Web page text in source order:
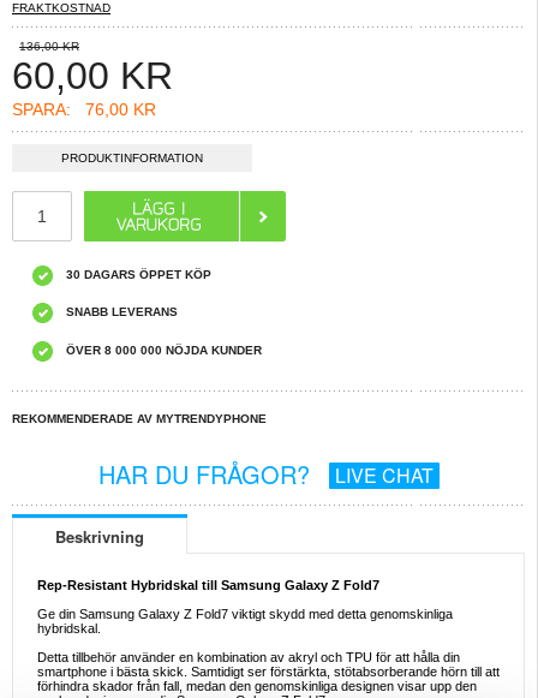
FRAKTKOSTNAD
136,00 KR
60,00 KR
SPARA: 76,00 KR
PRODUKTINFORMATION
30 DAGARS ÖPPET KÖP
SNABB LEVERANS
ÖVER 8 000 000 NÖJDA KUNDER
REKOMMENDERADE AV MYTRENDYPHONE
HAR DU FRÅGOR? LIVE CHAT
Beskrivning
Rep-Resistant Hybridskal till Samsung Galaxy Z Fold7
Ge din Samsung Galaxy Z Fold7 viktigt skydd med detta genomskinliga
hybridskal.
Detta tillbehör använder en kombination av akryl och TPU för att hålla din
smartphone i bästa skick. Samtidigt ser förstärkta, stötabsorberande hörn till att
förhindra skador från fall, medan den genomskinliga designen visar upp den